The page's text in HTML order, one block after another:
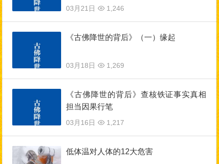
无前例
03月21日 1,246
《古佛降世的背后》（一）缘起
03月18日 1,269
《古佛降世的背后》查核铁证事实真相
担当因果行笔
03月16日 1,217
低体温对人体的12大危害